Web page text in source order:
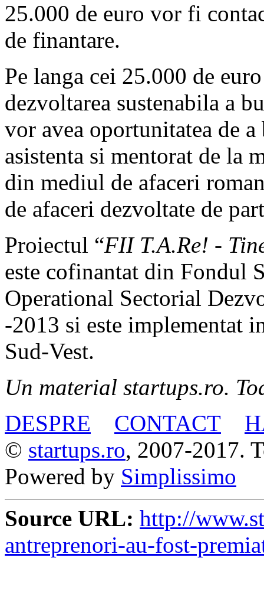
25.000 de euro vor fi
de finantare.
Pe langa cei 25.000 de
dezvoltarea sustenabila a
vor avea oportunitatea de
asistenta si mentorat de la
din mediul de afaceri
de afaceri dezvoltate de
Proiectul “FII T.A.Re! -
este cofinantat din Fondul
Operational Sectorial
-2013 si este implementat
Sud-Vest.
Un material startups.ro.
DESPRE
CONTACT
© startups.ro, 2007-2017.
Powered by Simplissimo
Source URL: http://
antreprenori-au-fost-